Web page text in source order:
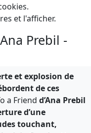
et l'afficher.
Prebil -
et explosion de
de ces
a Friend d’Ana Prebil
d’une
touchant,